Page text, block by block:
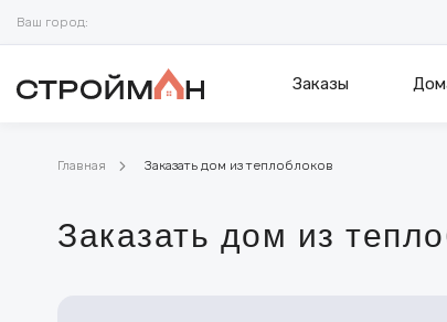
Ваш город:
Заказы
Главная Заказать дом из теплоблоков
Заказать дом из